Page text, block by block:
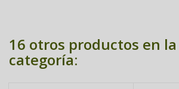
16 otros productos en
categoría: